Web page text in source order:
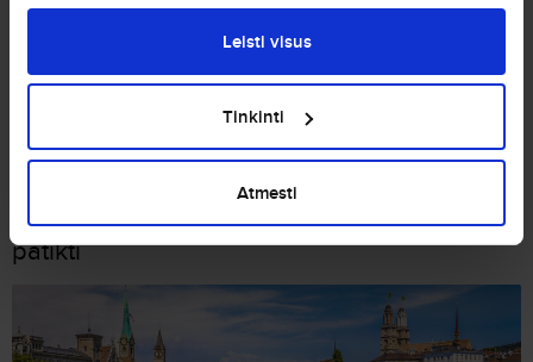
Leisti visus
Tinkinti
Atmesti
(regione), visiems bent vieną naktį viešbučiuose, hosteliuose ir
kituose oficialiuose apartamentuose nakvojantiems turistams jų
nemokamą viešąjį transportą mieste.
Populiariausi maršrutai į Lokarną
Kiti Šveicarijos miestai, kurie Jums gali
patikti